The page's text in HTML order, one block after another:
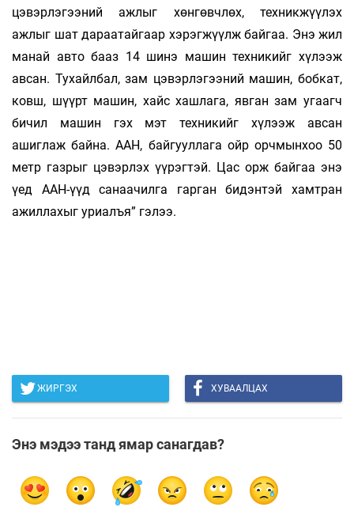
цэвэрлэгээний ажлыг хөнгөвчлөх, техникжүүлэх
ажлыг шат дараатайгаар хэрэгжүүлж байгаа. Энэ жил
манай авто бааз 14 шинэ машин техникийг хүлээж
авсан. Тухайлбал, зам цэвэрлэгээний машин, бобкат,
ковш, шүүрт машин, хайс хашлага, явган зам угаагч
бичил машин гэх мэт техникийг хүлээж авсан
ашиглаж байна. ААН, байгууллага ойр орчмынхоо 50
метр газрыг цэвэрлэх үүрэгтэй. Цас орж байгаа энэ
үед ААН-үүд санаачилга гарган бидэнтэй хамтран
ажиллахыг уриалъя” гэлээ.
ЖИРГЭХ ХУВААЛЦАХ
Энэ мэдээ танд ямар санагдав?